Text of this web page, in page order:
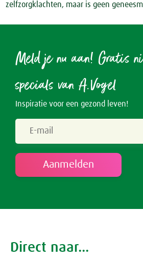
zelfzorgklachten, maar is geen
Meld je nu aan! Gratis
specials van A.Vogel
Inspiratie voor een gezond leven!
Direct naar...